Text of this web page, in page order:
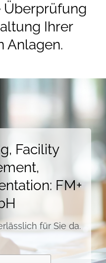
Überprüfung
Ihrer
Anlagen.
Facility
FM+
für Sie da.